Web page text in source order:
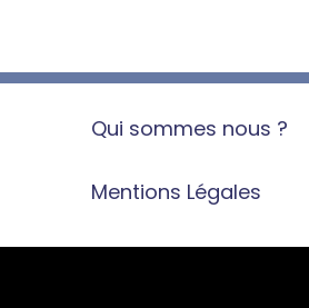
Qui sommes nous ?
Mentions Légales
Données Personnelles